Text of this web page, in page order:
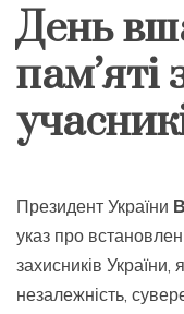
День
пам’яті
Президент України
указ про
захисників України,
незалежність,